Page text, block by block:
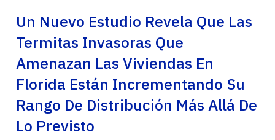
Un Nuevo Estudio Revela Que Las
Termitas Invasoras Que
Amenazan Las Viviendas En
Florida Están Incrementando Su
Rango De Distribución Más Allá De
Lo Previsto